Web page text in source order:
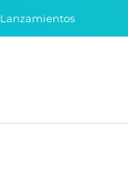
Lanzamientos